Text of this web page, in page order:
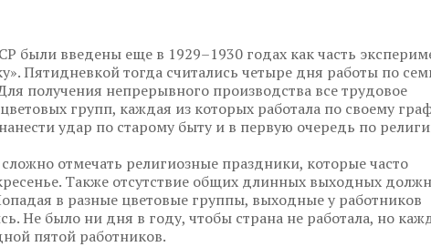
были введены еще в 1929–1930 годах как часть
Пятидневкой тогда считались четыре дня работы по
получения непрерывного производства все трудовое
групп, каждая из которых работала по своему
удар по старому быту и в первую очередь по
отмечать религиозные праздники, которые часто
Также отсутствие общих длинных выходных
в разные цветовые группы, выходные у работников
Не было ни дня в году, чтобы страна не работала, но
пятой работников.